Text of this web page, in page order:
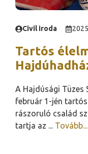
Civil iroda
Tartós
A Hajdúsági Tüzes
február 1-jén
rászoruló család
tartja az ... Tovább...